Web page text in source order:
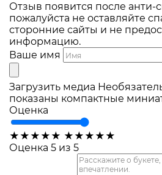
Отзыв появится после анти-
пожалуйста не оставляйте
сторонние сайты и не
информацию.
Ваше имя
Загрузить медиа
показаны компактные
Оценка
★ ★ ★ ★ ★ ★ ★ ★ ★ ★
Оценка 5 из 5